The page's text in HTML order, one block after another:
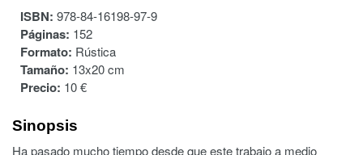
ISBN: 978-84-16198-97-9
Páginas: 152
Formato: Rústica
Tamaño: 13x20 cm
Precio: 10 €
Sinopsis
Ha pasado mucho tiempo desde que este trabajo a medio